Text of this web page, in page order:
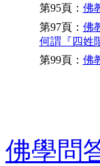
第95頁： 佛
第97頁： 佛
何謂『四姓
第99頁： 佛
佛學問